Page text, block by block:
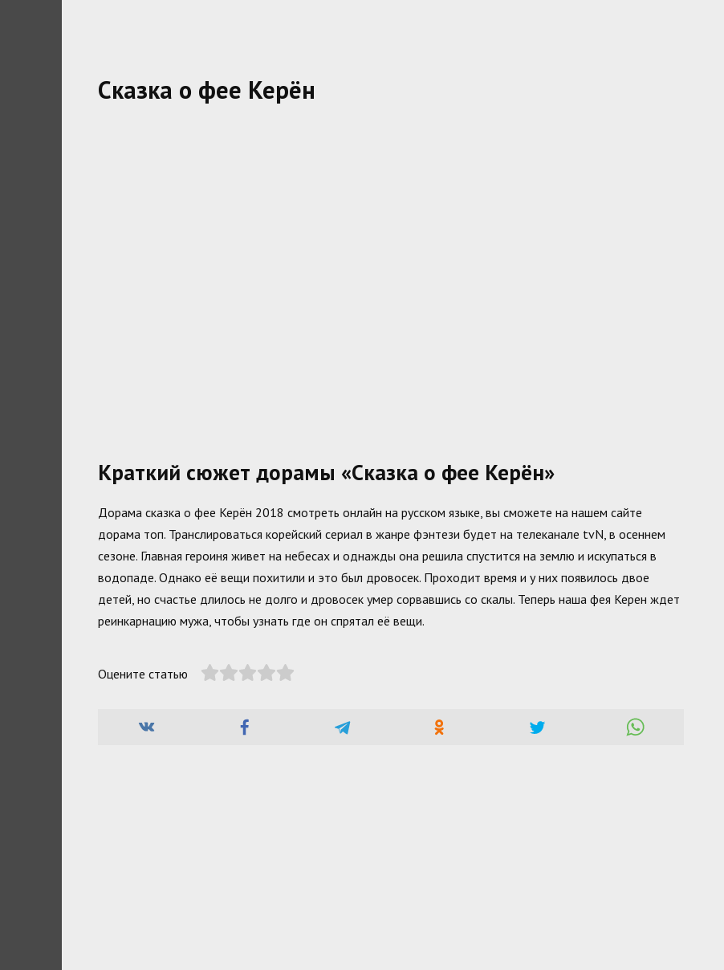
Сказка о фее Керён
Краткий сюжет дорамы «Сказка о фее Керён»
Дорама сказка о фее Керён 2018 смотреть онлайн на русском языке, вы сможете на нашем сайте
дорама топ. Транслироваться корейский сериал в жанре фэнтези будет на телеканале tvN, в осеннем
сезоне. Главная героиня живет на небесах и однажды она решила спустится на землю и искупаться в
водопаде. Однако её вещи похитили и это был дровосек. Проходит время и у них появилось двое
детей, но счастье длилось не долго и дровосек умер сорвавшись со скалы. Теперь наша фея Керен ждет
реинкарнацию мужа, чтобы узнать где он спрятал её вещи.
Оцените статью